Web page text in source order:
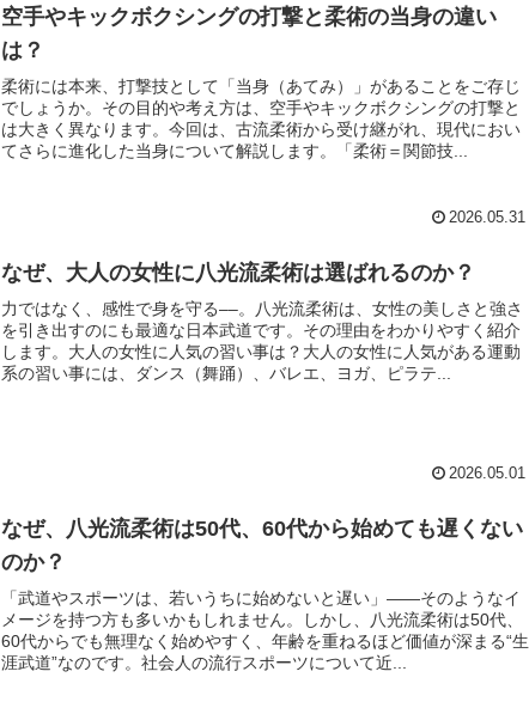
空手やキックボクシングの打撃と柔術の当身の違い
は？
柔術には本来、打撃技として「当身（あてみ）」があることをご存じ
でしょうか。その目的や考え方は、空手やキックボクシングの打撃と
は大きく異なります。今回は、古流柔術から受け継がれ、現代におい
てさらに進化した当身について解説します。「柔術＝関節技...
2026.05.31
なぜ、大人の女性に八光流柔術は選ばれるのか？
力ではなく、感性で身を守る––。八光流柔術は、女性の美しさと強さ
を引き出すのにも最適な日本武道です。その理由をわかりやすく紹介
します。大人の女性に人気の習い事は？大人の女性に人気がある運動
系の習い事には、ダンス（舞踊）、バレエ、ヨガ、ピラテ...
2026.05.01
なぜ、八光流柔術は50代、60代から始めても遅くない
のか？
「武道やスポーツは、若いうちに始めないと遅い」――そのようなイ
メージを持つ方も多いかもしれません。しかし、八光流柔術は50代、
60代からでも無理なく始めやすく、年齢を重ねるほど価値が深まる“生
涯武道”なのです。社会人の流行スポーツについて近...